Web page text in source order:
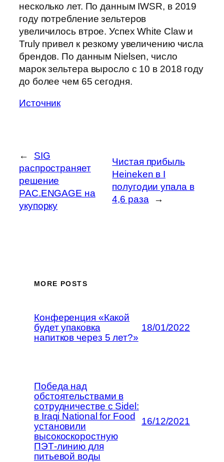
несколько лет. По данным IWSR, в 2019
году потребление зельтеров
увеличилось втрое. Успех White Claw и
Truly привел к резкому увеличению числа
брендов. По данным Nielsen, число
марок зельтера выросло с 10 в 2018 году
до более чем 65 сегодня.
Источник
←
SIG
распространяет
решение
PAC.ENGAGE на
укупорку
Чистая прибыль
Heineken в I
полугодии упала в
4,6 раза
→
MORE POSTS
Конференция «Какой
будет упаковка
напитков через 5 лет?»
18/01/2022
Победа над
обстоятельствами в
сотрудничестве с Sidel:
в Iraqi National for Food
установили
высокоскоростную
ПЭТ-линию для
питьевой воды
16/12/2021